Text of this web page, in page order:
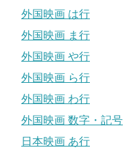
外国映画 は行
外国映画 ま行
外国映画 や行
外国映画 ら行
外国映画 わ行
外国映画 数字・記号
日本映画 あ行